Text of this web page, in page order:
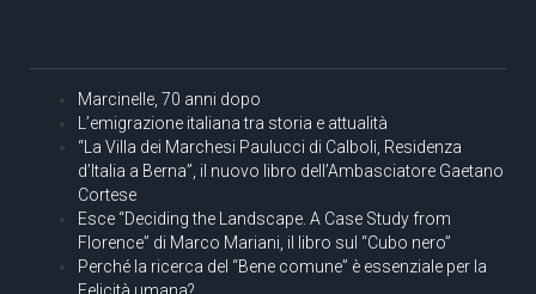
Marcinelle, 70 anni dopo
L’emigrazione italiana tra storia e attualità
“La Villa dei Marchesi Paulucci di Calboli, Residenza
d’Italia a Berna”, il nuovo libro dell’Ambasciatore Gaetano
Cortese
Esce “Deciding the Landscape. A Case Study from
Florence” di Marco Mariani, il libro sul “Cubo nero”
Perché la ricerca del “Bene comune” è essenziale per la